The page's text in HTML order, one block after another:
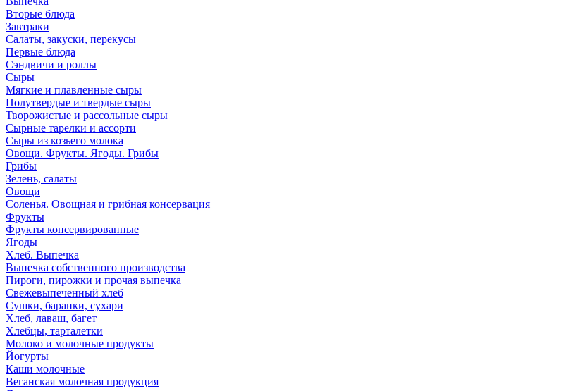
Вторые блюда
Завтраки
Салаты, закуски, перекусы
Первые блюда
Сэндвичи и роллы
Сыры
Мягкие и плавленные сыры
Полутвердые и твердые сыры
Творожистые и рассольные сыры
Сырные тарелки и ассорти
Сыры из козьего молока
Овощи. Фрукты. Ягоды. Грибы
Грибы
Зелень, салаты
Овощи
Соленья. Овощная и грибная консервация
Фрукты
Фрукты консервированные
Ягоды
Хлеб. Выпечка
Выпечка собственного производства
Пироги, пирожки и прочая выпечка
Свежевыпеченный хлеб
Сушки, баранки, сухари
Хлеб, лаваш, багет
Хлебцы, тарталетки
Молоко и молочные продукты
Йогурты
Каши молочные
Веганская молочная продукция